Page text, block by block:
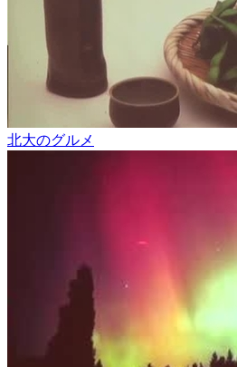
北大のグルメ